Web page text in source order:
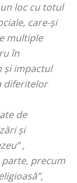
loc cu totul
care-și
multiple
în
și impactul
diferitelor
de
și
” ,
parte, precum
”,